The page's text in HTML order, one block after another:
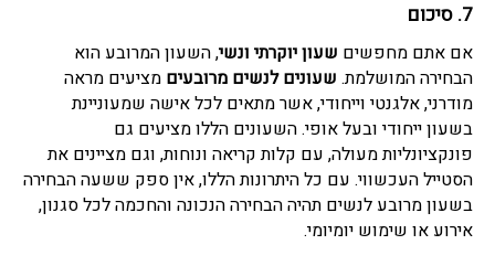
7. סיכום
אם אתם מחפשים שעון יוקרתי ונשי, השעון המרובע הוא
הבחירה המושלמת. שעונים לנשים מרובעים מציעים מראה
מודרני, אלגנטי וייחודי, אשר מתאים לכל אישה שמעוניינת
בשעון ייחודי ובעל אופי. השעונים הללו מציעים גם
פונקציונליות מעולה, עם קלות קריאה ונוחות, וגם מציינים את
הסטייל העכשווי. עם כל היתרונות הללו, אין ספק ששעה הבחירה
בשעון מרובע לנשים תהיה הבחירה הנכונה והחכמה לכל סגנון,
אירוע או שימוש יומיומי.